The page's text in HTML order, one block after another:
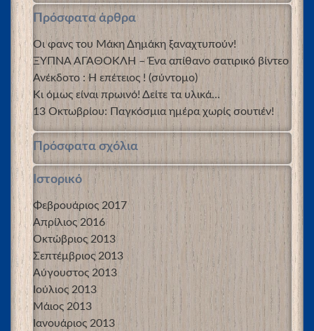
Πρόσφατα άρθρα
Οι φανς του Μάκη Δημάκη ξαναχτυπούν!
ΞΥΠΝΑ ΑΓΑΘΟΚΛΗ – Ένα απίθανο σατιρικό βίντεο
Ανέκδοτο : Η επέτειος ! (σύντομο)
Κι όμως είναι πρωινό! Δείτε τα υλικά…
13 Οκτωβρίου: Παγκόσμια ημέρα χωρίς σουτιέν!
Πρόσφατα σχόλια
Ιστορικό
Φεβρουάριος 2017
Απρίλιος 2016
Οκτώβριος 2013
Σεπτέμβριος 2013
Αύγουστος 2013
Ιούλιος 2013
Μάιος 2013
Ιανουάριος 2013